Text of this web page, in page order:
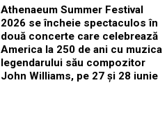
Athenaeum Summer Festival
2026 se încheie spectaculos în
două concerte care celebrează
America la 250 de ani cu muzica
legendarului său compozitor
John Williams, pe 27 și 28 iunie